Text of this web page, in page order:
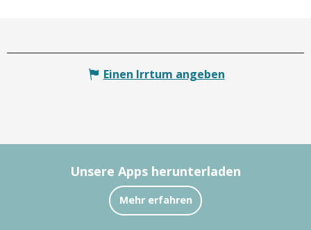
Einen Irrtum angeben
Unsere Apps herunterladen
Mehr erfahren